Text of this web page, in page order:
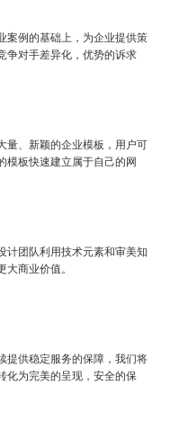
案例的基础上，为企业提供策
争对手差异化，优势的诉求
量、新颖的企业模板，用户可
模板快速建立属于自己的网
计团队利用技术元素和审美知
商业价值。
提供稳定服务的保障，我们将
化为完美的呈现，安全的保